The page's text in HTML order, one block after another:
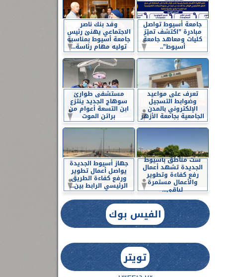
جامعة أسيوط تواصل
مبادرة ”اكتشف تميّز
كليات ومعاهد جامعة
أسيوط”..
وفد بنك ناصر
الاجتماعي يهنئ رئيس
جامعة أسيوط بمناسبة
توليه مهام رئاسة...
تعرف على مواعيد
وضوابط التسجيل
الإلكتروني بالمدن
الجامعية بجامعة الأزهر
مستشفى طوارئ
سوهاج الجديد ينتزع
ابن التسعة أعوام من
براثن الموت
ست مناطق بأسيوط
الجديدة تشهد أعمال
رفع كفاءة وتطوير
والأعمال مستمرة
لباقي...
جهاز أسيوط الجديدة
يواصل أعمال تطوير
ورفع كفاءة الطريق
الرئيسي الرابط بين...
الفيس بوك
تويتر